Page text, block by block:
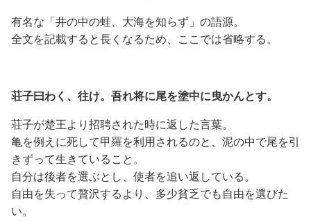
有名な「井の中の蛙、大海を知らず」の語源。
全文を記載すると長くなるため、ここでは省略する。
荘子曰わく、往け。吾れ将に尾を塗中に曳かんとす。
荘子が楚王より招聘された時に返した言葉。
亀を例えに死して甲羅を利用されるのと、泥の中で尾を引
きずって生きていること。
自分は後者を選ぶとし、使者を追い返している。
自由を失って贅沢するより、多少貧乏でも自由を選びた
い。